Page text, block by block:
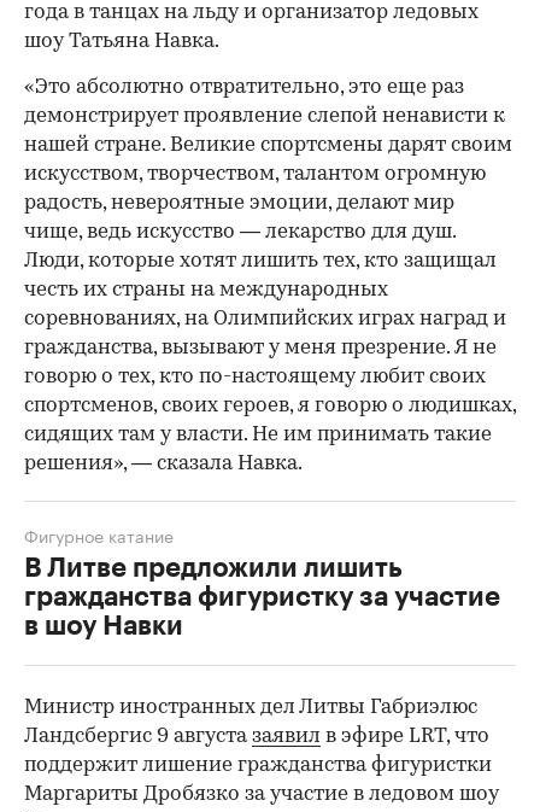
года в танцах на льду и организатор ледовых
шоу Татьяна Навка.
«Это абсолютно отвратительно, это еще раз
демонстрирует проявление слепой ненависти к
нашей стране. Великие спортсмены дарят своим
искусством, творчеством, талантом огромную
радость, невероятные эмоции, делают мир
чище, ведь искусство — лекарство для душ.
Люди, которые хотят лишить тех, кто защищал
честь их страны на международных
соревнованиях, на Олимпийских играх наград и
гражданства, вызывают у меня презрение. Я не
говорю о тех, кто по-настоящему любит своих
спортсменов, своих героев, я говорю о людишках,
сидящих там у власти. Не им принимать такие
решения», — сказала Навка.
В Литве предложили лишить
гражданства фигуристку за участие
в шоу Навки
Фигурное катание
Министр иностранных дел Литвы Габриэлюс
Ландсбергис 9 августазаявил в эфире LRT, что
поддержит лишение гражданства фигуристки
Маргариты Дробязко за участие в ледовом шоу